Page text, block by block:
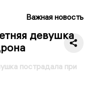
Важная новость
девушка
пострадала при